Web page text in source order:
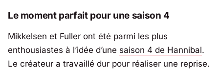
Le moment parfait pour une saison 4
Mikkelsen et Fuller ont été parmi les plus
enthousiastes à l’idée d’une saison 4 de Hannibal.
Le créateur a travaillé dur pour réaliser une reprise.